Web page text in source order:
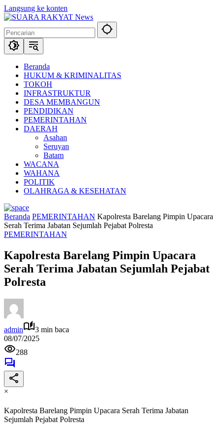
Langsung ke konten
Beranda
HUKUM & KRIMINALITAS
TOKOH
INFRASTRUKTUR
DESA MEMBANGUN
PENDIDIKAN
PEMERINTAHAN
DAERAH
Asahan
Seruyan
Batam
WACANA
WAHANA
POLITIK
OLAHRAGA & KESEHATAN
Beranda PEMERINTAHAN Kapolresta Barelang Pimpin Upacara
Serah Terima Jabatan Sejumlah Pejabat Polresta
PEMERINTAHAN
Kapolresta Barelang Pimpin Upacara
Serah Terima Jabatan Sejumlah Pejabat
Polresta
admin
3 min baca
08/07/2025
288
×
Kapolresta Barelang Pimpin Upacara Serah Terima Jabatan
Sejumlah Pejabat Polresta